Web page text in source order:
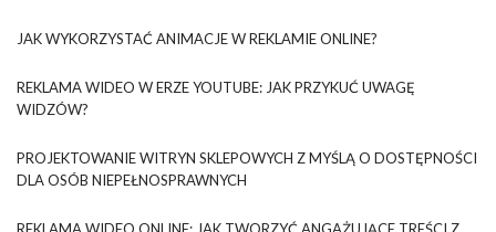
JAK WYKORZYSTAĆ ANIMACJE W REKLAMIE ONLINE?
REKLAMA WIDEO W ERZE YOUTUBE: JAK PRZYKUĆ UWAGĘ
WIDZÓW?
PROJEKTOWANIE WITRYN SKLEPOWYCH Z MYŚLĄ O DOSTĘPNOŚCI
DLA OSÓB NIEPEŁNOSPRAWNYCH